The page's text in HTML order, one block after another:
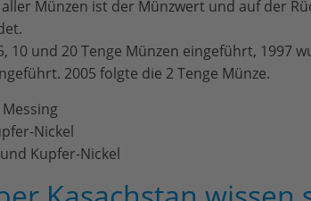
Münzen ist der Münzwert und auf der
10 und 20 Tenge Münzen eingeführt, 1997
2005 folgte die 2 Tenge Münze.
Messing
Nickel
Kupfer-Nickel